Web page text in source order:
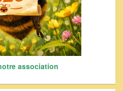
association